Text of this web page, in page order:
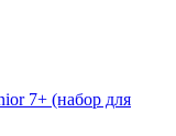
7+ (набор для